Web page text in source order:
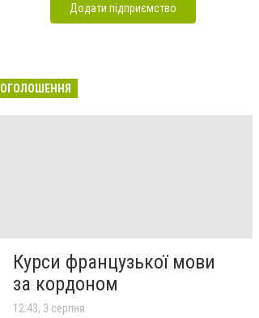
Додати підприємство
ОГОЛОШЕННЯ
Курси французької мови
за кордоном
12:43, 3 серпня